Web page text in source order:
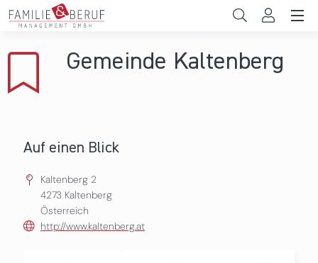
Direkt zum Inhalt
Gemeinden
Persönliche Vereinbarkeit
Das sind wir
News & Events
Gemeinde Kaltenberg
Auf einen Blick
Kaltenberg 2
4273 Kaltenberg
Österreich
http://www.kaltenberg.at